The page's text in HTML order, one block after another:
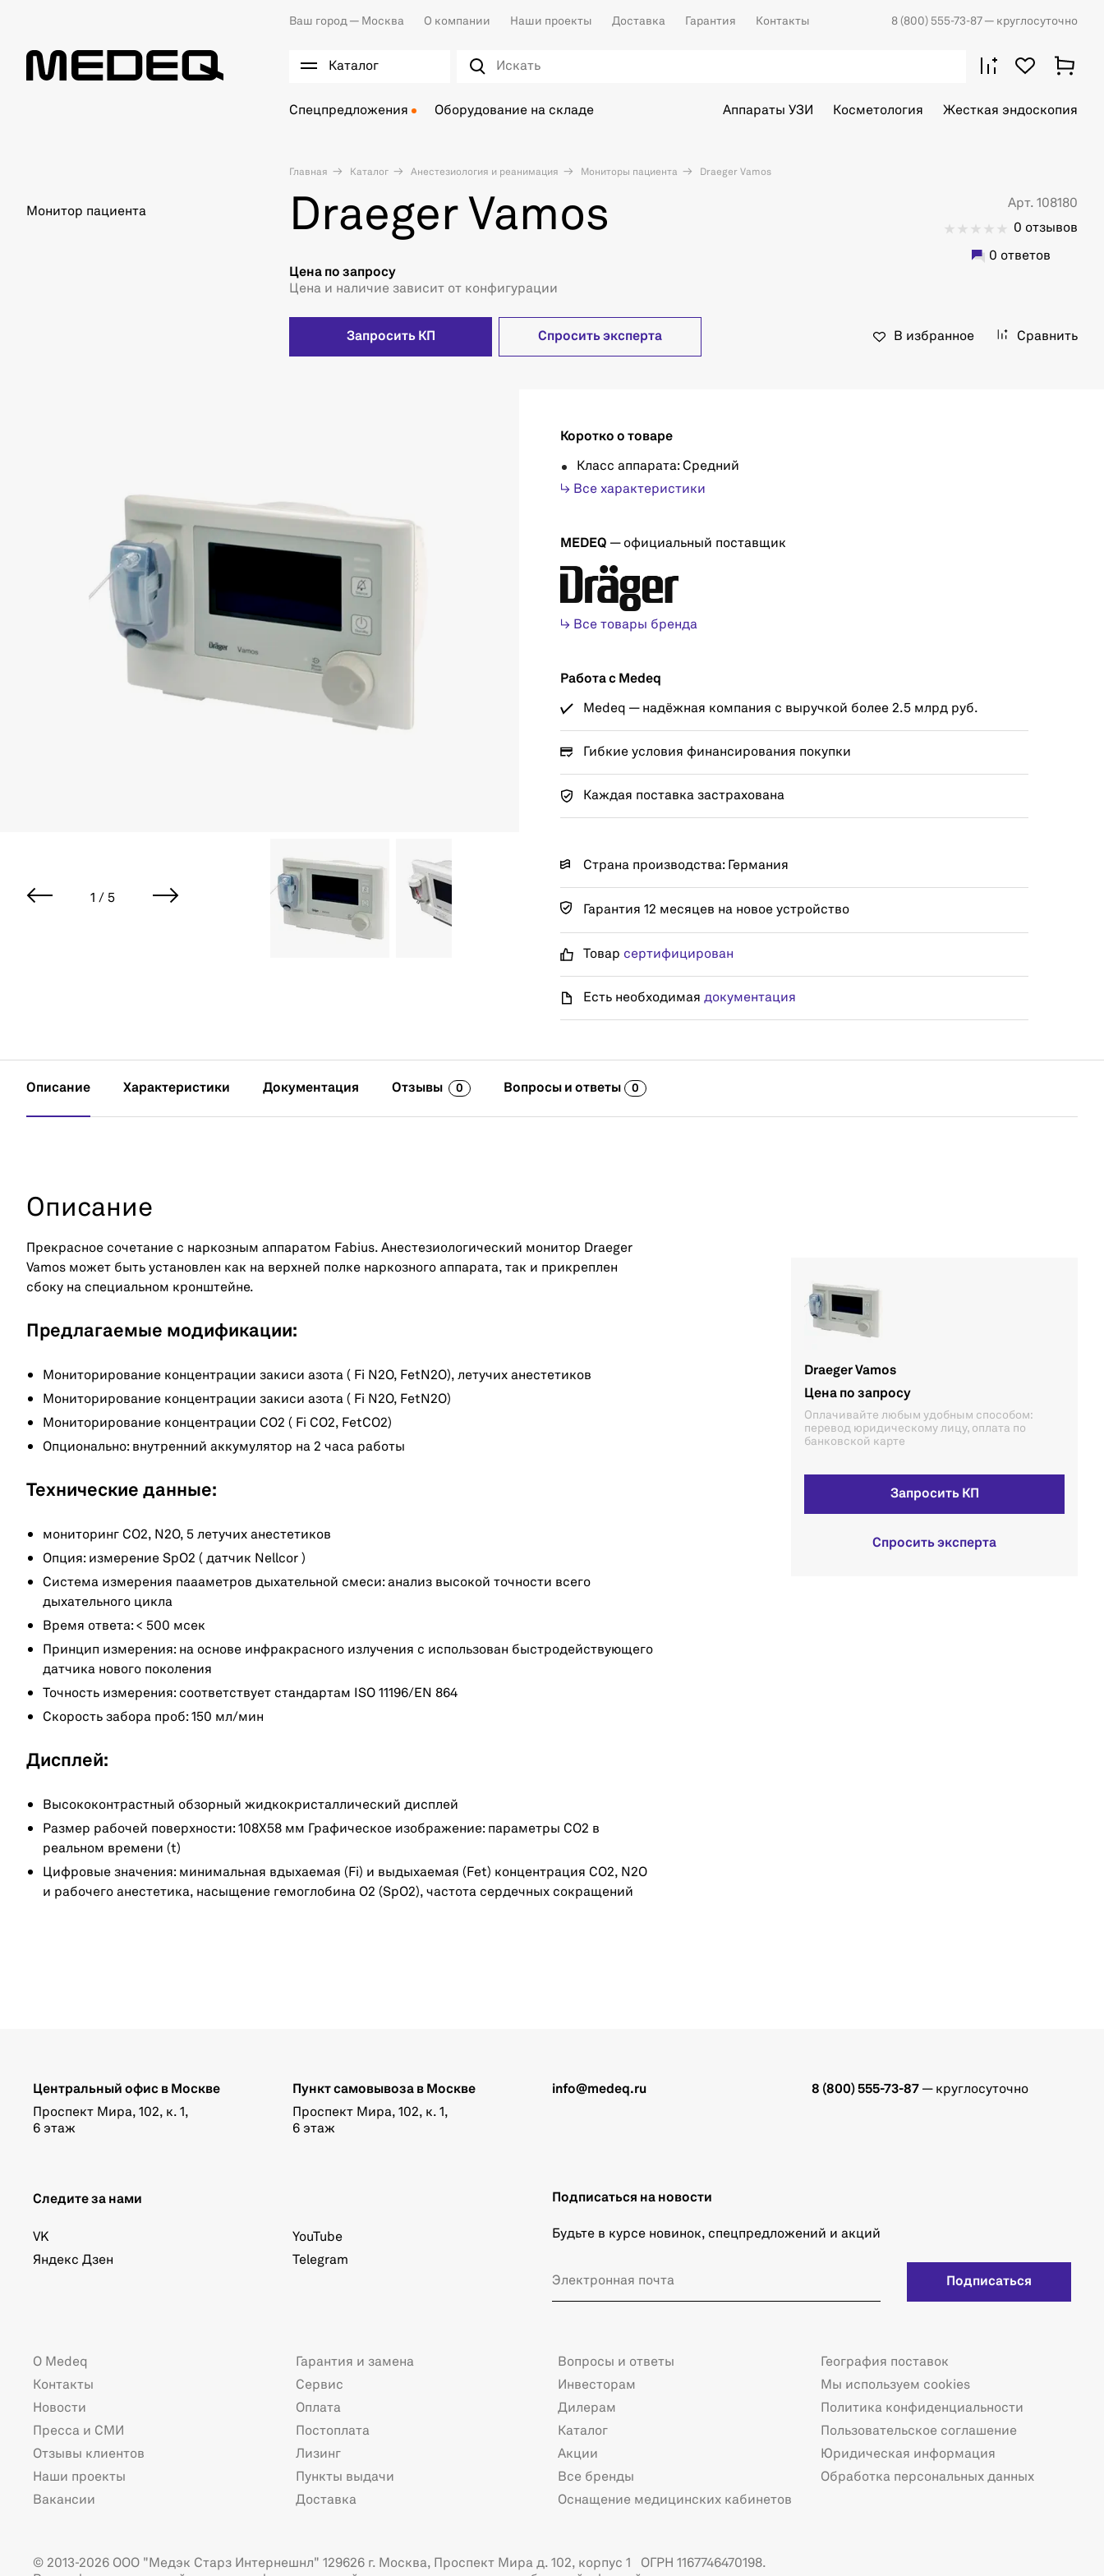
Ваш город — Москва О компании Наши проекты Доставка Гарантия Контакты 8 (800) 555-73-87 — круглосуточно
Каталог
Спецпредложения Оборудование на складе Аппараты УЗИ Косметология Жесткая эндоскопия
Главная Каталог Анестезиология и реанимация Мониторы пациента Draeger Vamos
Монитор пациента Draeger Vamos
Арт. 108180
0 отзывов
0 ответов
Цена по запросу
Цена и наличие зависит от конфигурации
Запросить КП Спросить эксперта В избранное Сравнить
1 / 5
Коротко о товаре
Класс аппарата: Средний
↳ Все характеристики
MEDEQ — официальный поставщик
↳ Все товары бренда
Работа с Medeq
Medeq — надёжная компания с выручкой более 2.5 млрд руб.
Гибкие условия финансирования покупки
Каждая поставка застрахована
Страна производства: Германия
Гарантия 12 месяцев на новое устройство
Товар сертифицирован
Есть необходимая документация
Описание Характеристики Документация Отзывы 0 Вопросы и ответы 0
Описание
Прекрасное сочетание с наркозным аппаратом Fabius. Анестезиологический монитор Draeger
Vamos может быть установлен как на верхней полке наркозного аппарата, так и прикреплен
сбоку на специальном кронштейне.
Предлагаемые модификации:
Мониторирование концентрации закиси азота ( Fi N2O, FetN2O), летучих анестетиков
Мониторирование концентрации закиси азота ( Fi N2O, FetN2O)
Мониторирование концентрации СО2 ( Fi CO2, FetCO2)
Опционально: внутренний аккумулятор на 2 часа работы
Технические данные:
мониторинг CO2, N2O, 5 летучих анестетиков
Опция: измерение SpO2 ( датчик Nellcor )
Система измерения паааметров дыхательной смеси: анализ высокой точности всего
дыхательного цикла
Время ответа: < 500 мсек
Принцип измерения: на основе инфракрасного излучения с использован быстродействующего
датчика нового поколения
Точность измерения: соответствует стандартам ISO 11196/EN 864
Скорость забора проб: 150 мл/мин
Дисплей:
Высококонтрастный обзорный жидкокристаллический дисплей
Размер рабочей поверхности: 108Х58 мм Графическое изображение: параметры СО2 в
реальном времени (t)
Цифровые значения: минимальная вдыхаемая (Fi) и выдыхаемая (Fet) концентрация СО2, N2O
и рабочего анестетика, насыщение гемоглобина О2 (SpO2), частота сердечных сокращений
Draeger Vamos
Цена по запросу
Оплачивайте любым удобным способом:
перевод юридическому лицу, оплата по
банковской карте
Запросить КП
Спросить эксперта
info@medeq.ru 8 (800) 555-73-87 — круглосуточно
Центральный офис в Москве
Проспект Мира, 102, к. 1,
6 этаж
Пункт самовывоза в Москве
Проспект Мира, 102, к. 1,
6 этаж
Следите за нами
VK
Яндекс Дзен
YouTube
Telegram
Подписаться на новости
Будьте в курсе новинок, спецпредложений и акций
Подписаться
О Medeq
Контакты
Новости
Пресса и СМИ
Отзывы клиентов
Наши проекты
Вакансии
Гарантия и замена
Сервис
Оплата
Постоплата
Лизинг
Пункты выдачи
Доставка
Вопросы и ответы
Инвесторам
Дилерам
Каталог
Акции
Все бренды
Оснащение медицинских кабинетов
География поставок
Мы используем cookies
Политика конфиденциальности
Пользовательское соглашение
Юридическая информация
Обработка персональных данных
© 2013-2026 ООО "Медэк Старз Интернешнл" 129626 г. Москва, Проспект Мира д. 102, корпус 1 ОГРН 1167746470198.